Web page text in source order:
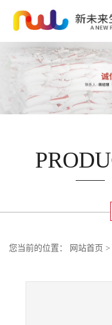
您当前的位置： 网站首页 >